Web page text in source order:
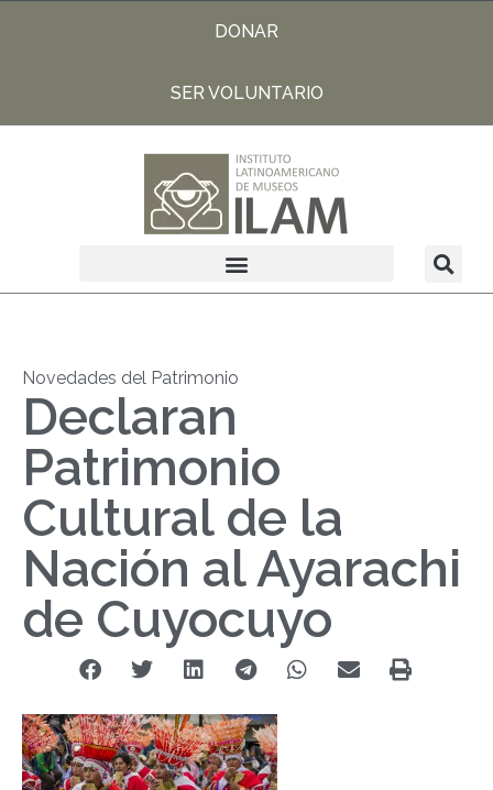
DONAR
SER VOLUNTARIO
Novedades del Patrimonio
Declaran
Patrimonio
Cultural de la
Nación al Ayarachi
de Cuyocuyo